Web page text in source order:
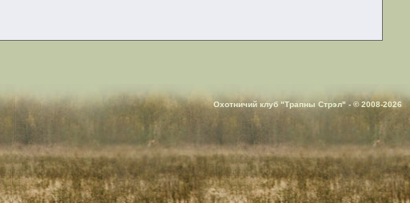
Охотничий клуб "Трапны Стрэл" - © 2008-2026